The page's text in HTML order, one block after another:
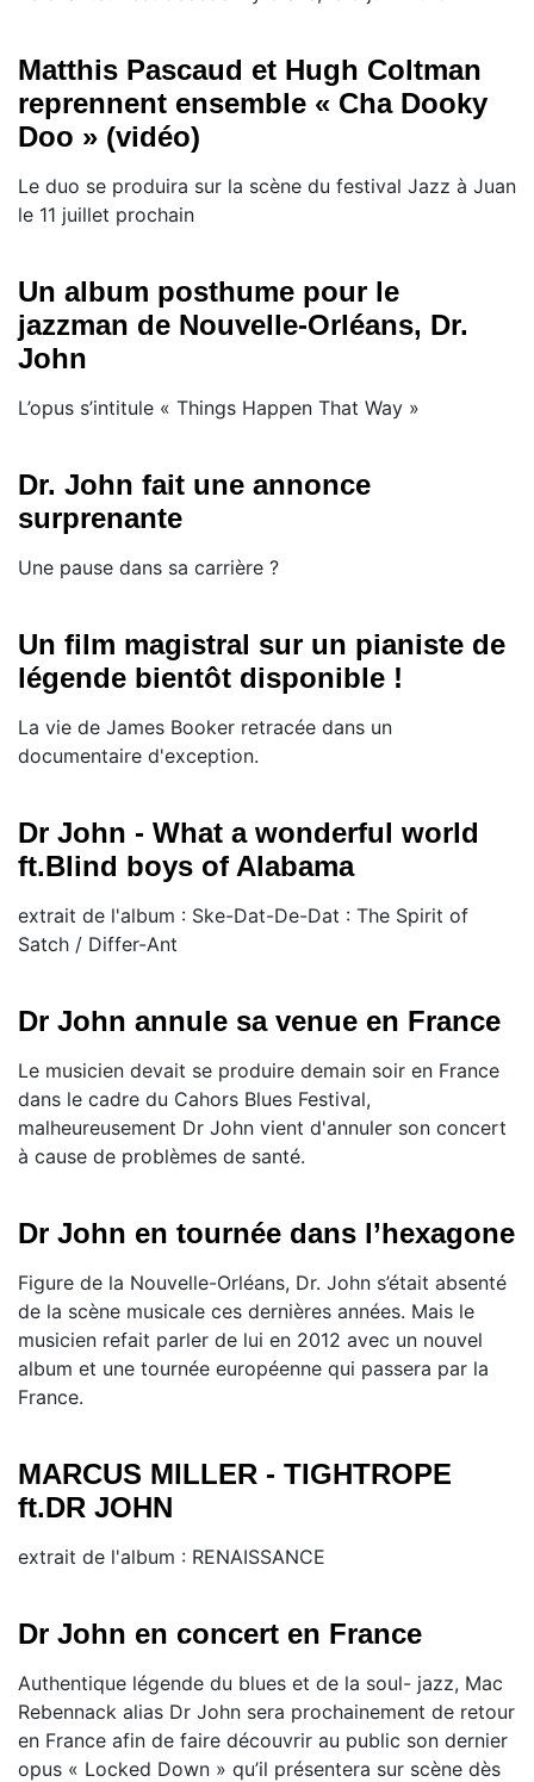
Matthis Pascaud et Hugh Coltman
reprennent ensemble « Cha Dooky
Doo » (vidéo)
Le duo se produira sur la scène du festival Jazz à Juan
le 11 juillet prochain
Un album posthume pour le
jazzman de Nouvelle-Orléans, Dr.
John
L’opus s’intitule « Things Happen That Way »
Dr. John fait une annonce
surprenante
Une pause dans sa carrière ?
Un film magistral sur un pianiste de
légende bientôt disponible !
La vie de James Booker retracée dans un
documentaire d'exception.
Dr John - What a wonderful world
ft.Blind boys of Alabama
extrait de l'album : Ske-Dat-De-Dat : The Spirit of
Satch / Differ-Ant
Dr John annule sa venue en France
Le musicien devait se produire demain soir en France
dans le cadre du Cahors Blues Festival,
malheureusement Dr John vient d'annuler son concert
à cause de problèmes de santé.
Dr John en tournée dans l’hexagone
Figure de la Nouvelle-Orléans, Dr. John s’était absenté
de la scène musicale ces dernières années. Mais le
musicien refait parler de lui en 2012 avec un nouvel
album et une tournée européenne qui passera par la
France.
MARCUS MILLER - TIGHTROPE
ft.DR JOHN
extrait de l'album : RENAISSANCE
Dr John en concert en France
Authentique légende du blues et de la soul- jazz, Mac
Rebennack alias Dr John sera prochainement de retour
en France afin de faire découvrir au public son dernier
opus « Locked Down » qu’il présentera sur scène dès